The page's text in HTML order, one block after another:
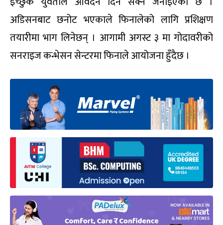
अडिसनबाट छनोट भएकाले फिनालेको लागि प्रशिक्षण
तयारीमा भाग लिनेछन् । आगामी अगस्ट ३ मा गोदावरीको
सनराइज कन्भेसन सेन्टरमा फिनाले आयोजना हुँदैछ ।